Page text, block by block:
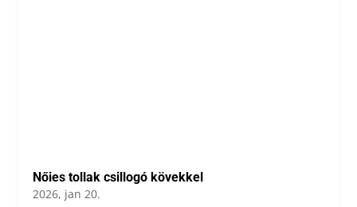
Nőies tollak csillogó kövekkel
2026, jan 20.